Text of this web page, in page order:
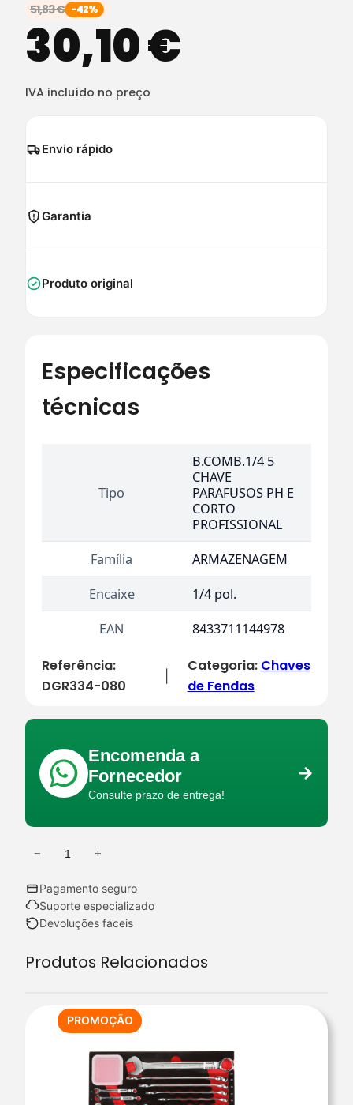
51,83€ -42%
30,10€
IVA incluído no preço
Envio rápido
Garantia
Produto original
Especificações
técnicas
Tipo
B.COMB.1/4 5
CHAVE
PARAFUSOS PH E
CORTO
PROFISSIONAL
Família
ARMAZENAGEM
Encaixe
1/4 pol.
EAN
8433711144978
Referência:
DGR334-080
Categoria: Chaves
de Fendas
Encomenda a
Fornecedor
Consulte prazo de entrega!
a
n
i
− +
Pagamento seguro
Suporte especializado
Devoluções fáceis
Produtos Relacionados
PROMOÇÃOPRODUTO
EM
PROMOÇÃO